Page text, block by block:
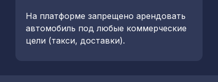
На платформе запрещено арендовать
автомобиль под любые коммерческие
цели (такси, доставки).